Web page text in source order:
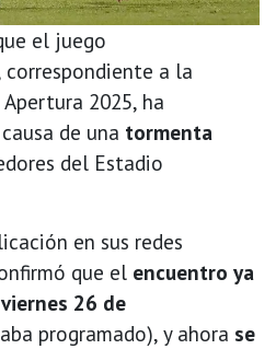
el juego
correspondiente a la
2025, ha
de una tormenta
del Estadio
en sus redes
que el encuentro ya
26 de
programado), y ahora se